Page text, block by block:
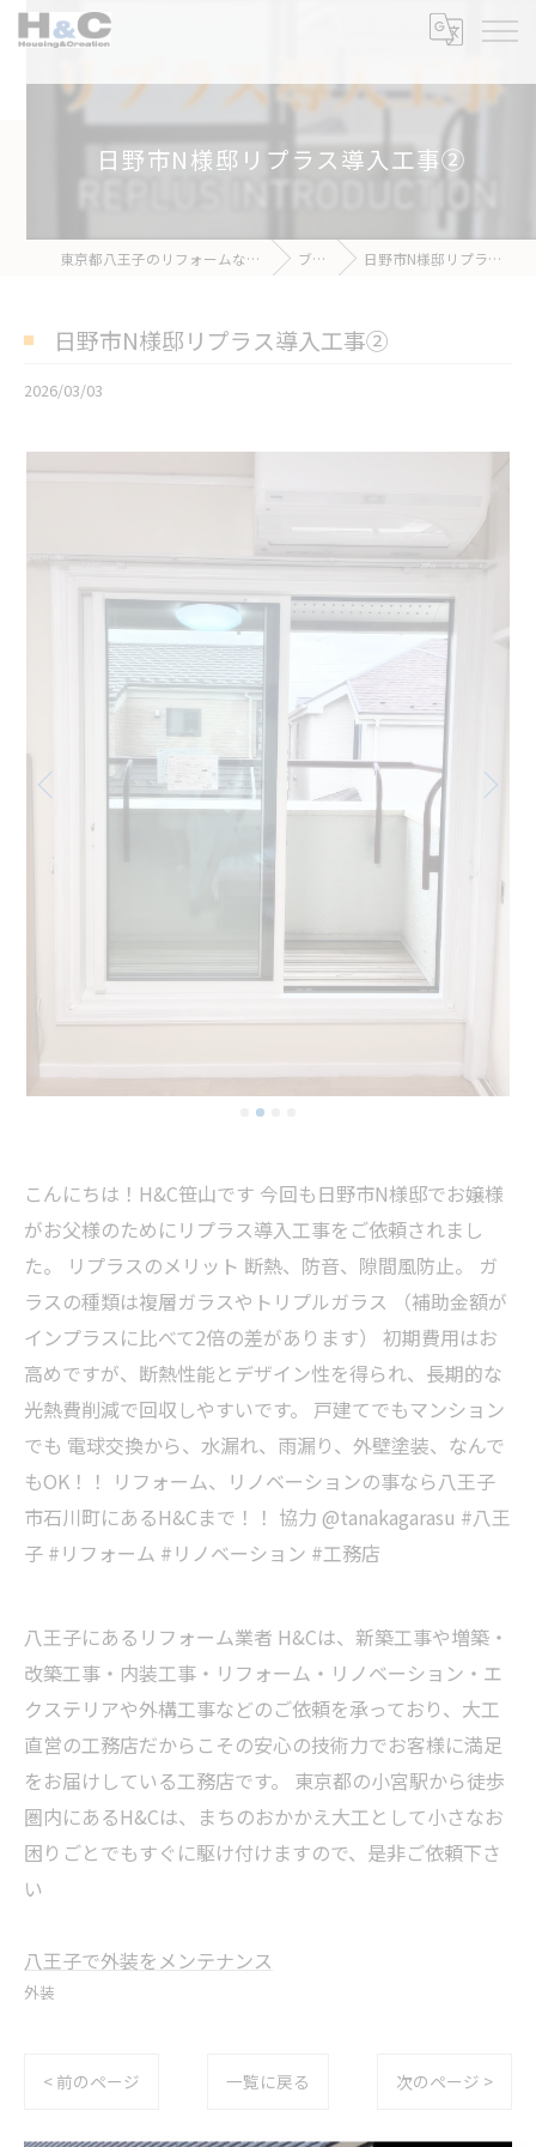
日野市N様邸リプラス導入工事②
東京都八王子のリフォームなら株式会社H&C ブログ 日野市N様邸リプラス導入工事②
日野市N様邸リプラス導入工事②
2026/03/03
こんにちは！H&C笹山です 今回も日野市N様邸でお嬢様
がお父様のためにリプラス導入工事をご依頼されまし
た。 リプラスのメリット 断熱、防音、隙間風防止。 ガ
ラスの種類は複層ガラスやトリプルガラス （補助金額が
インプラスに比べて2倍の差があります） 初期費用はお
高めですが、断熱性能とデザイン性を得られ、長期的な
光熱費削減で回収しやすいです。 戸建てでもマンション
でも 電球交換から、水漏れ、雨漏り、外壁塗装、なんで
もOK！！ リフォーム、リノベーションの事なら八王子
市石川町にあるH&Cまで！！ 協力 @tanakagarasu #八王
子 #リフォーム #リノベーション #工務店
八王子にあるリフォーム業者 H&Cは、新築工事や増築・
改築工事・内装工事・リフォーム・リノベーション・エ
クステリアや外構工事などのご依頼を承っており、大工
直営の工務店だからこその安心の技術力でお客様に満足
をお届けしている工務店です。 東京都の小宮駅から徒歩
圏内にあるH&Cは、まちのおかかえ大工として小さなお
困りごとでもすぐに駆け付けますので、是非ご依頼下さ
い
八王子で外装をメンテナンス
外装
< 前のページ 一覧に戻る 次のページ >